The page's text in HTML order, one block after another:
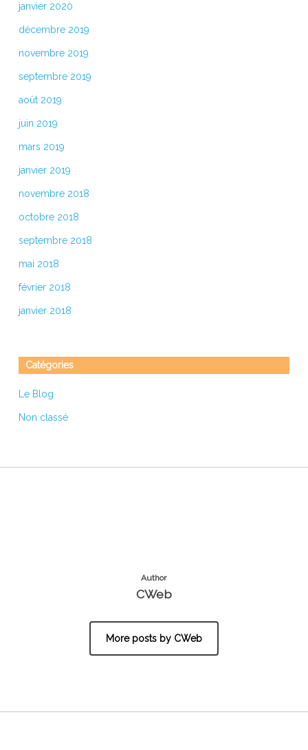
janvier 2020
décembre 2019
novembre 2019
septembre 2019
août 2019
juin 2019
mars 2019
janvier 2019
novembre 2018
octobre 2018
septembre 2018
mai 2018
février 2018
janvier 2018
Catégories
Le Blog
Non classé
Author
CWeb
More posts by CWeb